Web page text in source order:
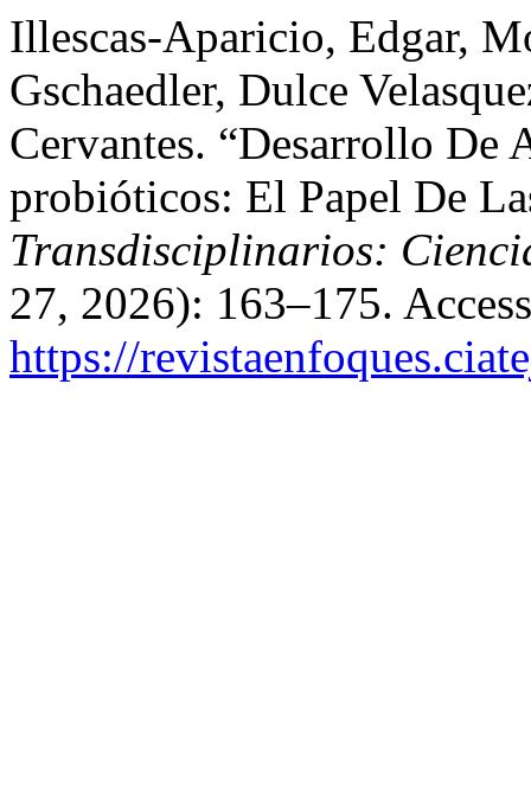
Illescas-Aparicio, Edgar,
Gschaedler, Dulce
Cervantes. “Desarrollo De
probióticos: El Papel De
Transdisciplinarios:
27, 2026): 163–175.
https://